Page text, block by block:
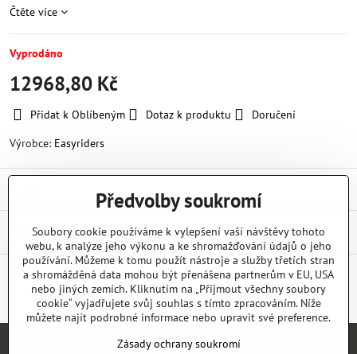
Čtěte více
Vyprodáno
12968,80 Kč
Přidat k Oblíbeným Dotaz k produktu
Doručení
Výrobce: Easyriders
Diskuse 0
FacebookTwitterBlueskyPinterestReddit LinkedInWhatsApp
E-
mail
Předvolby soukromí
Soubory cookie používáme k vylepšení vaší návštěvy tohoto
webu, k analýze jeho výkonu a ke shromažďování údajů o jeho
používání. Můžeme k tomu použít nástroje a služby třetích stran
a shromážděná data mohou být přenášena partnerům v EU, USA
nebo jiných zemích. Kliknutím na „Přijmout všechny soubory
cookie“ vyjadřujete svůj souhlas s tímto zpracováním. Níže
můžete najít podrobné informace nebo upravit své preference.
Zásady ochrany soukromí